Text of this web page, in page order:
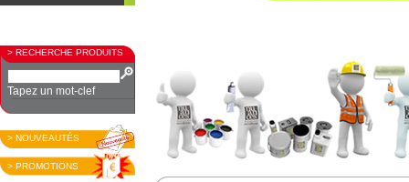
> RECHERCHE PRODUITS
Tapez un mot-clef
> NOUVEAUTÉS
> PROMOTIONS